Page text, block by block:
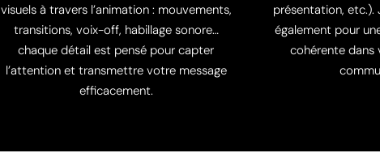
visuels à travers l’animation : mouvements,
transitions, voix-off, habillage sonore…
chaque détail est pensé pour capter
l’attention et transmettre votre message
efficacement.
présentation, etc.).
également pour
cohérente